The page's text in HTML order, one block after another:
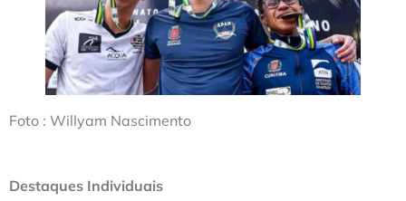
Foto : Willyam Nascimento
Destaques Individuais